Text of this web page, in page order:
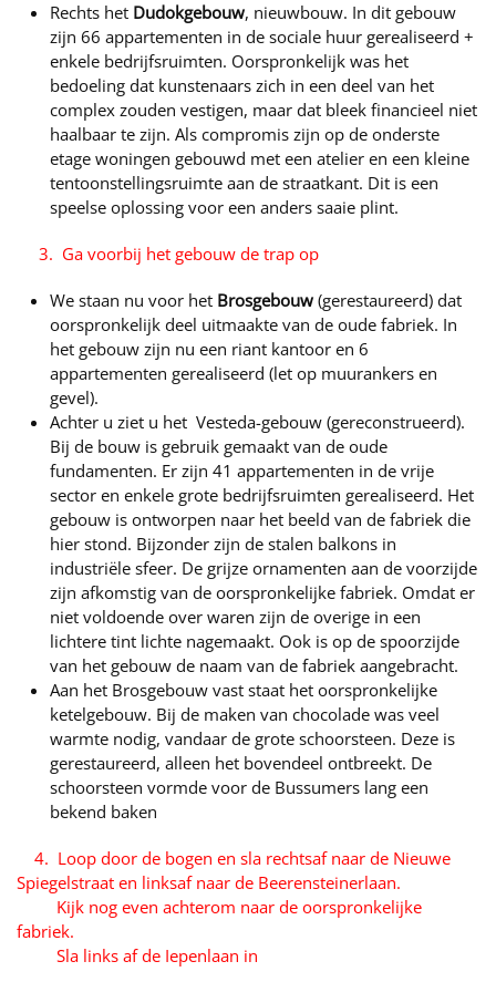
Rechts het Dudokgebouw, nieuwbouw. In dit gebouw
zijn 66 appartementen in de sociale huur gerealiseerd +
enkele bedrijfsruimten. Oorspronkelijk was het
bedoeling dat kunstenaars zich in een deel van het
complex zouden vestigen, maar dat bleek financieel niet
haalbaar te zijn. Als compromis zijn op de onderste
etage woningen gebouwd met een atelier en een kleine
tentoonstellingsruimte aan de straatkant. Dit is een
speelse oplossing voor een anders saaie plint.
3. Ga voorbij het gebouw de trap op
We staan nu voor het Brosgebouw (gerestaureerd) dat
oorspronkelijk deel uitmaakte van de oude fabriek. In
het gebouw zijn nu een riant kantoor en 6
appartementen gerealiseerd (let op muurankers en
gevel).
Achter u ziet u het Vesteda-gebouw (gereconstrueerd).
Bij de bouw is gebruik gemaakt van de oude
fundamenten. Er zijn 41 appartementen in de vrije
sector en enkele grote bedrijfsruimten gerealiseerd. Het
gebouw is ontworpen naar het beeld van de fabriek die
hier stond. Bijzonder zijn de stalen balkons in
industriële sfeer. De grijze ornamenten aan de voorzijde
zijn afkomstig van de oorspronkelijke fabriek. Omdat er
niet voldoende over waren zijn de overige in een
lichtere tint lichte nagemaakt. Ook is op de spoorzijde
van het gebouw de naam van de fabriek aangebracht.
Aan het Brosgebouw vast staat het oorspronkelijke
ketelgebouw. Bij de maken van chocolade was veel
warmte nodig, vandaar de grote schoorsteen. Deze is
gerestaureerd, alleen het bovendeel ontbreekt. De
schoorsteen vormde voor de Bussumers lang een
bekend baken
4. Loop door de bogen en sla rechtsaf naar de Nieuwe
Spiegelstraat en linksaf naar de Beerensteinerlaan.
Kijk nog even achterom naar de oorspronkelijke
fabriek.
Sla links af de Iepenlaan in